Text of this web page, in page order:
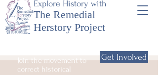
Explore History with
The Remedial
Herstory Project
Join the movement to
correct historical
Get Involved